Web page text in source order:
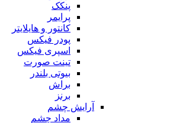
پنکک
پرایمر
کانتور و هایلایتر
پودر فیکس
اسپری فیکس
تینت صورت
بیوتی بلندر
براش
برنز
آرایش چشم
مداد چشم